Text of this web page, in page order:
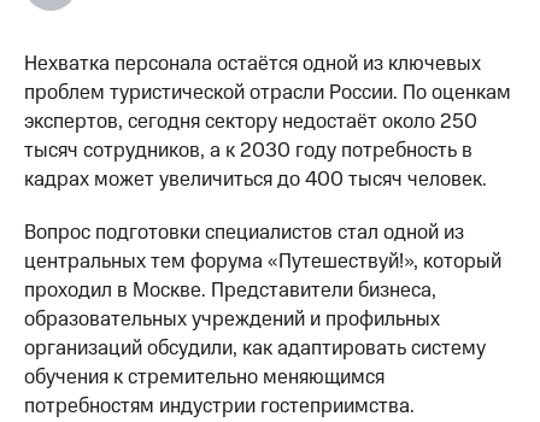
Нехватка персонала остаётся одной из ключевых
проблем туристической отрасли России. По оценкам
экспертов, сегодня сектору недостаёт около 250
тысяч сотрудников, а к 2030 году потребность в
кадрах может увеличиться до 400 тысяч человек.
Вопрос подготовки специалистов стал одной из
центральных тем форума «Путешествуй!», который
проходил в Москве. Представители бизнеса,
образовательных учреждений и профильных
организаций обсудили, как адаптировать систему
обучения к стремительно меняющимся
потребностям индустрии гостеприимства.